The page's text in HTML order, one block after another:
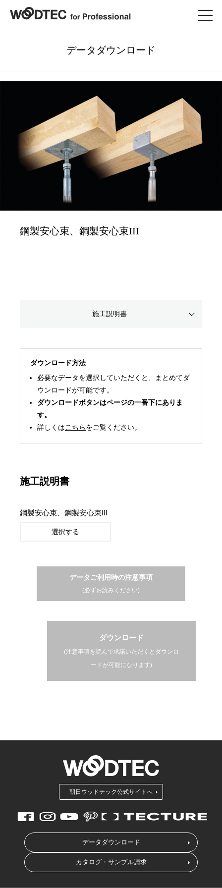
データダウンロード
鋼製安心束、鋼製安心束III
施工説明書
ダウンロード方法
必要なデータを選択していただくと、まとめてダ
ウンロードが可能です。
ダウンロードボタンはページの一番下にありま
す。
詳しくはこちらをご覧ください。
施工説明書
鋼製安心束、鋼製安心束III
選択する
データご利用時の注意事項
(必ずお読みください)
ダウンロード
(注意事項を読んで承諾いただくとダウンロ
ードが可能になります)
朝日ウッドテック公式サイトへ
データダウンロード
カタログ・サンプル請求